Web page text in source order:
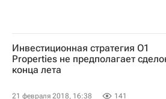
Инвестиционная стратегия O1
Properties не предполагает
конца лета
21 февраля 2018, 16:38 141